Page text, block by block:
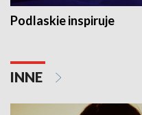
Podlaskie inspiruje
INNE